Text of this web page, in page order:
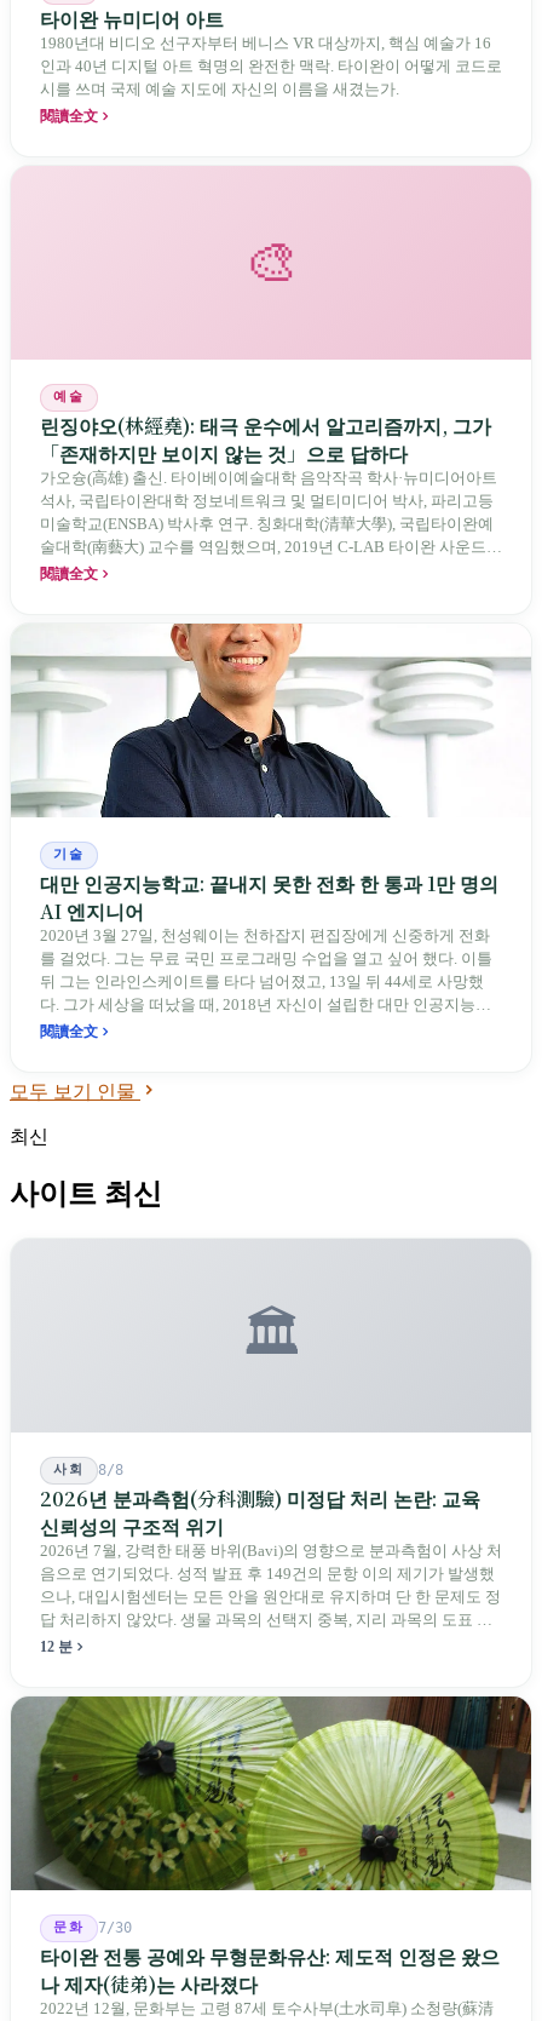
타이완 뉴미디어 아트
1980년대 비디오 선구자부터 베니스 VR 대상까지, 핵심 예술가 16
인과 40년 디지털 아트 혁명의 완전한 맥락. 타이완이 어떻게 코드로
시를 쓰며 국제 예술 지도에 자신의 이름을 새겼는가.
閱讀全文
🎨
예술
린징야오(林經堯): 태극 운수에서 알고리즘까지, 그가
「존재하지만 보이지 않는 것」으로 답하다
가오슝(高雄) 출신. 타이베이예술대학 음악작곡 학사·뉴미디어아트
석사, 국립타이완대학 정보네트워크 및 멀티미디어 박사, 파리고등
미술학교(ENSBA) 박사후 연구. 칭화대학(清華大學), 국립타이완예
술대학(南藝大) 교수를 역임했으며, 2019년 C-LAB 타이완 사운드랩
(臺灣聲響實驗室) 디렉터를 맡았다. 현재 국립타이완대학 D-School
《Mythologic》은 홍콩 아르테젤(Art Basel)에서 인터랙티브 민팅으
로 전시되었다. FAB DAO 백악계획(百岳計畫) 《미경(秘境)》 시리
즈의 제너러티브 아티스트이기도 하다. 그의 창작 핵심 명제는 15년
간 한 번도 바뀌지 않았다: 「세상에는 감지할 수 있지만 볼 수 없는
것들이 많다.」
閱讀全文
기술
대만 인공지능학교: 끝내지 못한 전화 한 통과 1만 명의
AI 엔지니어
2020년 3월 27일, 천성웨이는 천하잡지 편집장에게 신중하게 전화
를 걸었다. 그는 무료 국민 프로그래밍 수업을 열고 싶어 했다. 이틀
뒤 그는 인라인스케이트를 타다 넘어졌고, 13일 뒤 44세로 사망했
다. 그가 세상을 떠났을 때, 2018년 자신이 설립한 대만 인공지능학
교(AIA)는 이미 6,000명 이상을 훈련시킨 상태였다. 같은 시기 국가
1억 8,000만을 모아 스스로 학교를 세웠다. 8년 뒤 동문은 1만 명을
은 조각이다.
閱讀全文
모두 보기 인물
최신
사이트 최신
🏛️
사회 8/8
2026년 분과측험(分科測驗) 미정답 처리 논란: 교육
신뢰성의 구조적 위기
2026년 7월, 강력한 태풍 바위(Bavi)의 영향으로 분과측험이 사상 처
음으로 연기되었다. 성적 발표 후 149건의 문항 이의 제기가 발생했
으나, 대입시험센터는 모든 안을 원안대로 유지하며 단 한 문제도 정
답 처리하지 않았다. 생물 과목의 선택지 중복, 지리 과목의 도표 오
류 등에 대해 당국은 "답안 작성에 영향이 없다"라고만 답했다. 국회
12 분
문화 7/30
타이완 전통 공예와 무형문화유산: 제도적 인정은 왔으
나 제자(徒弟)는 사라졌다
2022년 12월, 문화부는 고령 87세 토수사부(土水司阜) 소청량(蘇清